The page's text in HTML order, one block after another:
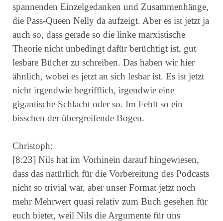
spannenden Einzelgedanken und Zusammenhänge,
die Pass-Queen Nelly da aufzeigt. Aber es ist jetzt ja
auch so, dass gerade so die linke marxistische
Theorie nicht unbedingt dafür berüchtigt ist, gut
lesbare Bücher zu schreiben. Das haben wir hier
ähnlich, wobei es jetzt an sich lesbar ist. Es ist jetzt
nicht irgendwie begrifflich, irgendwie eine
gigantische Schlacht oder so. Im Fehlt so ein
bisschen der übergreifende Bogen.
Christoph:
[8:23] Nils hat im Vorhinein darauf hingewiesen,
dass das natürlich für die Vorbereitung des Podcasts
nicht so trivial war, aber unser Format jetzt noch
mehr Mehrwert quasi relativ zum Buch gesehen für
euch bietet, weil Nils die Argumente für uns